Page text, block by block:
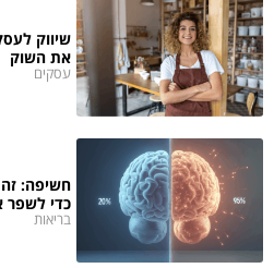
שיווק
את השוק
עסקים
חשיפה:
כדי לשפר
בריאות